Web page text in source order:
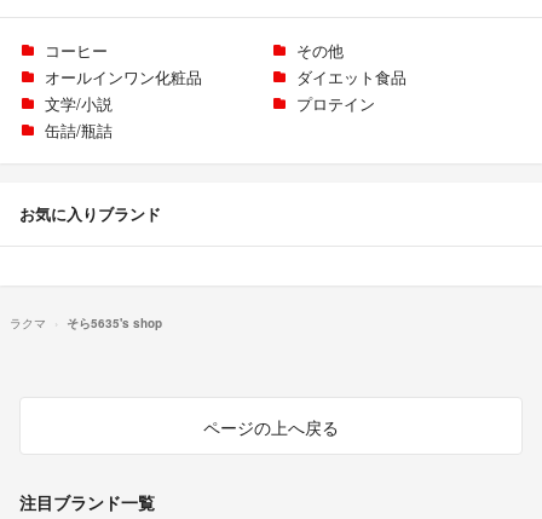
コーヒー
その他
オールインワン化粧品
ダイエット食品
文学/小説
プロテイン
缶詰/瓶詰
お気に入りブランド
ラクマ そら5635's shop
ページの上へ戻る
注目ブランド一覧